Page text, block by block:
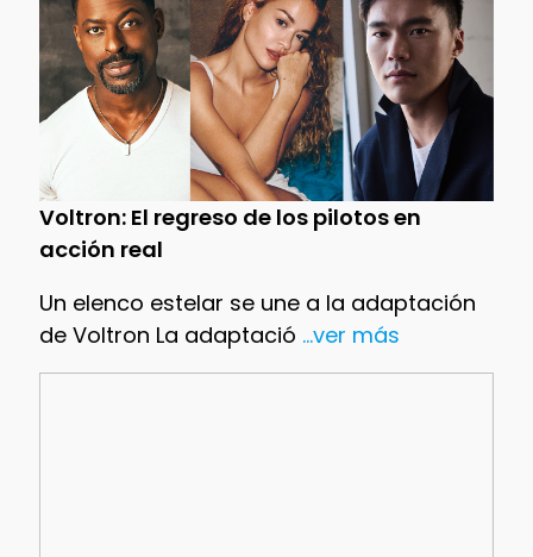
Voltron: El regreso de los pilotos en
acción real
Un elenco estelar se une a la adaptación
de Voltron La adaptació ...ver más